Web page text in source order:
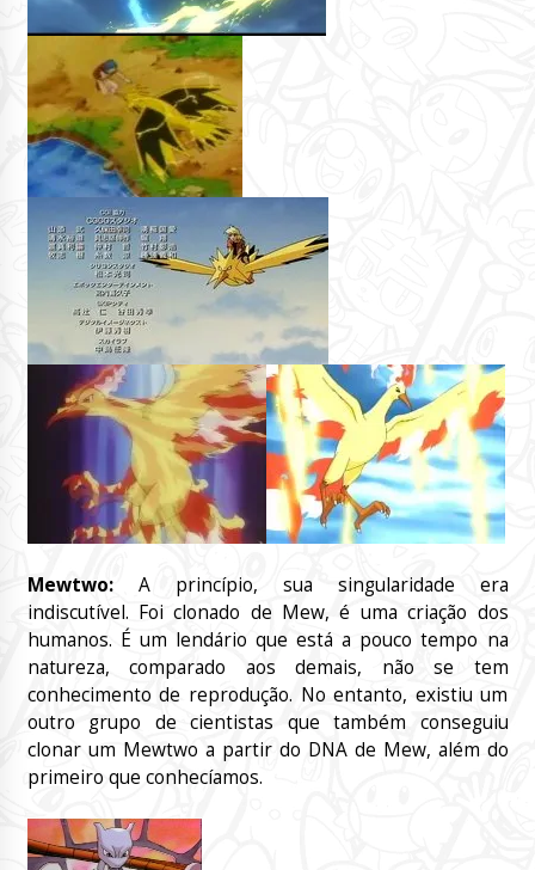
Mewtwo:A princípio, sua singularidade era
indiscutível. Foi clonado de Mew, é uma criação dos
humanos. É um lendário que está a pouco tempo na
natureza, comparado aos demais, não se tem
conhecimento de reprodução. No entanto, existiu um
outro grupo de cientistas que também conseguiu
clonar um Mewtwo a partir do DNA de Mew, além do
primeiro que conhecíamos.